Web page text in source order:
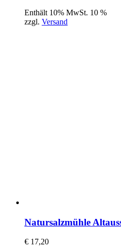
Enthält 10% MwSt. 10 %
zzgl. Versand
Natursalzmühle
€ 17,20